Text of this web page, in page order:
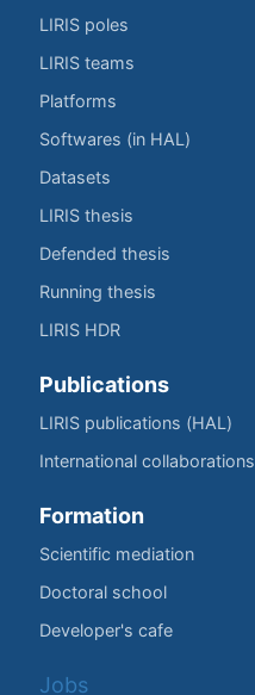
LIRIS poles
LIRIS teams
Platforms
Softwares (in HAL)
Datasets
LIRIS thesis
Defended thesis
Running thesis
LIRIS HDR
Publications
LIRIS publications (HAL)
International collaborations
Formation
Scientific mediation
Doctoral school
Developer's cafe
Jobs